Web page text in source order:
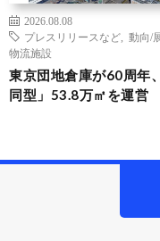
2026.08.08
プレスリリースなど
動向/
物流施設
東京団地倉庫が60周年
同型」53.8万㎡を運営